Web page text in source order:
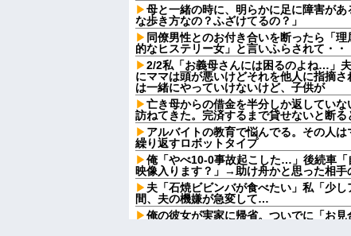
母と一緒の時に、明らかに足に障害が
な歩き方なの？ふざけてるの？」
同僚男性とのお付き合いを断ったら「
的なヒステリー女」と言いふらされて・・
2/2私「お義母さんには困るのよね…」
にママは頭が悪いけどそれを他人に指摘
は一緒にやっていけないけど、子供が
亡き母からの借金を半分しか返してい
訪ねてきた。完済するまで貸せないと断
アルバイトの教育で悩んでる。その人
繰り返すロボットタイプ
俺「やべ10-0事故起こした…」後続車「
映像入ります？」→助け舟かと思った相
夫「石焼ビビンバが食べたい」私「少
間、夫の機嫌が急変して…
俺の彼女が実家に帰省。ついでに「お